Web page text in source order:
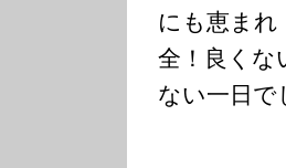
にも恵ま
全！良く
ない一日で